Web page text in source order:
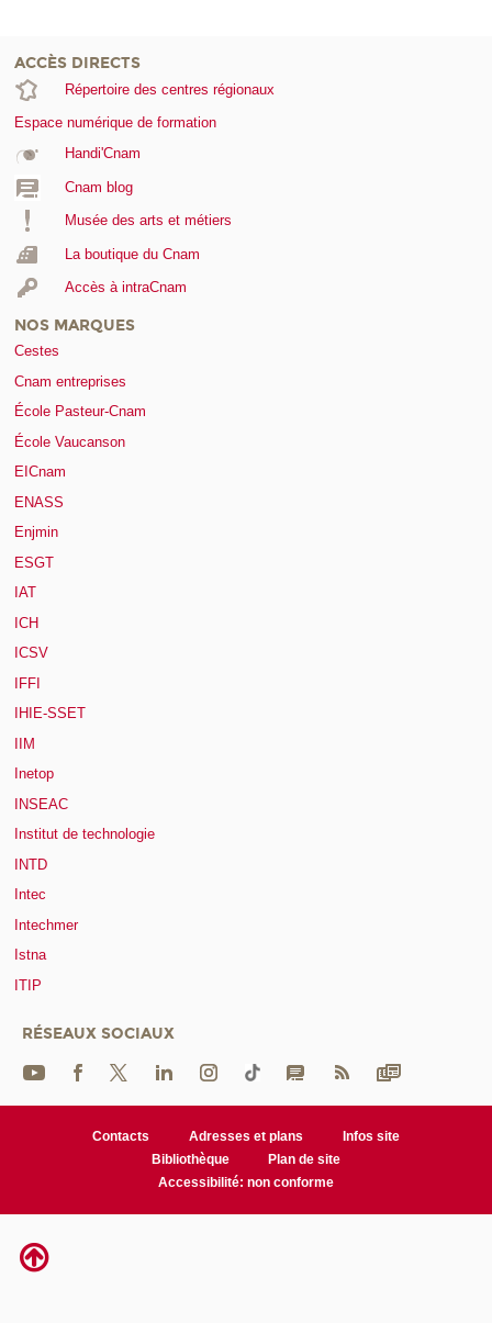
ACCÈS DIRECTS
Répertoire des centres régionaux
Espace numérique de formation
Handi'Cnam
Cnam blog
Musée des arts et métiers
La boutique du Cnam
Accès à intraCnam
NOS MARQUES
Cestes
Cnam entreprises
École Pasteur-Cnam
École Vaucanson
EICnam
ENASS
Enjmin
ESGT
IAT
ICH
ICSV
IFFI
IHIE-SSET
IIM
Inetop
INSEAC
Institut de technologie
INTD
Intec
Intechmer
Istna
ITIP
RÉSEAUX SOCIAUX
Contacts Adresses et plans
Infos site
Bibliothèque
Plan de site
Accessibilité: non conforme